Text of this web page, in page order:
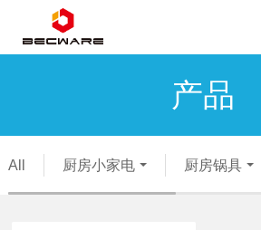
产品
All 厨房小家电 厨房锅具